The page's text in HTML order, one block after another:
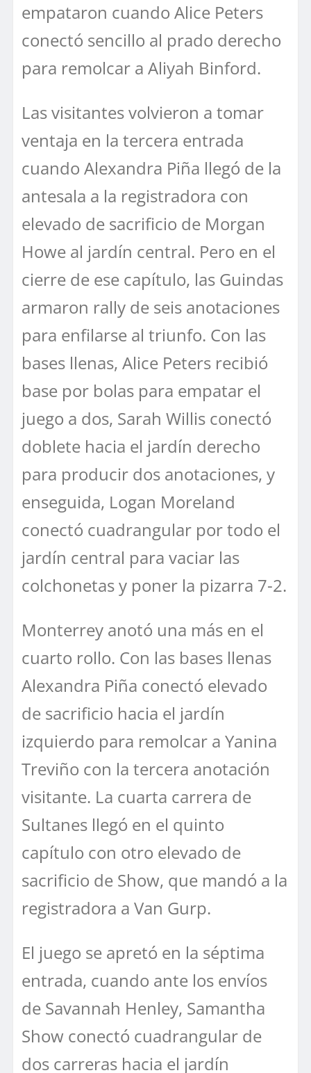
empataron cuando Alice Peters
conectó sencillo al prado derecho
para remolcar a Aliyah Binford.
Las visitantes volvieron a tomar
ventaja en la tercera entrada
cuando Alexandra Piña llegó de la
antesala a la registradora con
elevado de sacrificio de Morgan
Howe al jardín central. Pero en el
cierre de ese capítulo, las Guindas
armaron rally de seis anotaciones
para enfilarse al triunfo. Con las
bases llenas, Alice Peters recibió
base por bolas para empatar el
juego a dos, Sarah Willis conectó
doblete hacia el jardín derecho
para producir dos anotaciones, y
enseguida, Logan Moreland
conectó cuadrangular por todo el
jardín central para vaciar las
colchonetas y poner la pizarra 7-2.
Monterrey anotó una más en el
cuarto rollo. Con las bases llenas
Alexandra Piña conectó elevado
de sacrificio hacia el jardín
izquierdo para remolcar a Yanina
Treviño con la tercera anotación
visitante. La cuarta carrera de
Sultanes llegó en el quinto
capítulo con otro elevado de
sacrificio de Show, que mandó a la
registradora a Van Gurp.
El juego se apretó en la séptima
entrada, cuando ante los envíos
de Savannah Henley, Samantha
Show conectó cuadrangular de
dos carreras hacia el jardín